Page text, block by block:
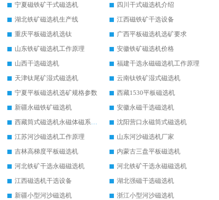
宁夏磁铁矿干式磁选机
四川干式磁选机介绍
湖北铁矿磁选机生产线
江西磁铁矿干选设备
重庆平板磁选机选钛
广西平板磁选机选矿要求
山东铁矿磁选机工作原理
安徽铁矿磁选机价格
山西干选磁选机
福建干选永磁磁选机工作原理
天津钛尾矿湿式磁选机
云南钛铁矿湿式磁选机
宁夏平板磁选机选矿规格参数
西藏1530平板磁选机
新疆永磁铁矿磁选机
安徽永磁干选磁选机
西藏筒式磁选机永磁体磁系设计
沈阳营口永磁筒式磁选机
江苏河沙磁选机工作原理
山东河沙磁选机厂家
吉林高梯度平板磁选机
内蒙古三盘平板磁选机
河北铁矿干选永磁磁选机
河北铁矿干选永磁磁选机
江西磁选机干选设备
湖北强磁干选磁选机
新疆小型河沙磁选机
浙江小型河沙磁选机